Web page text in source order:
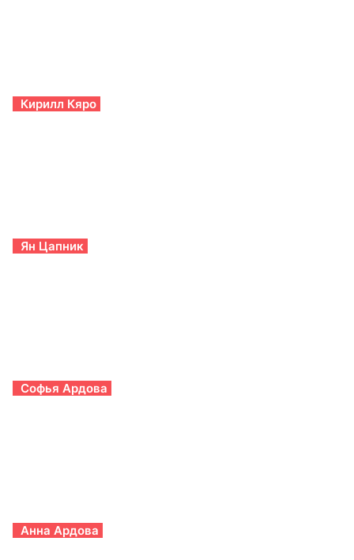
Кирилл Кяро
Ян Цапник
Софья Ардова
Анна Ардова